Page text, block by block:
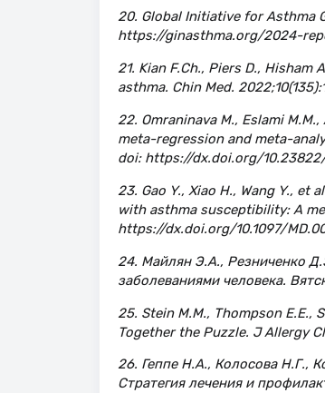
20. Global Initiative for Asthma
https://ginasthma.org/2024-
21. Kian F.Ch., Piers D.,
asthma. Chin Med.
22. Omraninava M., Eslami
meta-regression and meta-
doi: https://dx.doi.org/10.23822/
23. Gao Y., Xiao H., Wang Y.,
with asthma susceptibility: A
https://dx.doi.org/10.1097/
24. Майлян Э.А., Резниченко
заболеваниями человека.
25. Stein M.M., Thompson E.E.,
Together the Puzzle. J Allergy
26. Геппе Н.А., Колосова Н.Г.,
Стратегия лечения и